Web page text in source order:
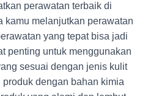
perawatan terbaik di
kamu melanjutkan perawatan
yang tepat bisa jadi
penting untuk menggunakan
sesuai dengan jenis kulit
dengan bahan kimia